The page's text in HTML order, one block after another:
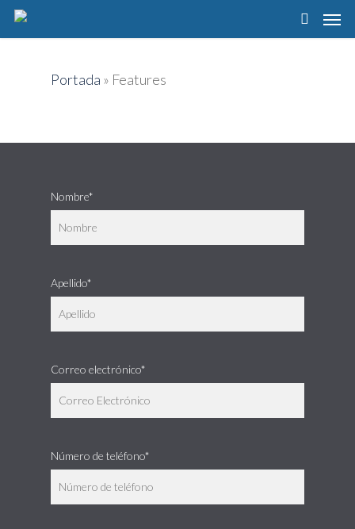
Portada » Features
Nombre*
Apellido*
Correo electrónico*
Número de teléfono*